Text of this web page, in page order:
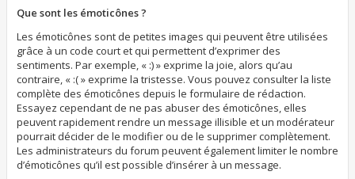
Que sont les émoticônes ?
Les émoticônes sont de petites images qui peuvent être utilisées
grâce à un code court et qui permettent d’exprimer des
sentiments. Par exemple, « :) » exprime la joie, alors qu’au
contraire, « :( » exprime la tristesse. Vous pouvez consulter la liste
complète des émoticônes depuis le formulaire de rédaction.
Essayez cependant de ne pas abuser des émoticônes, elles
peuvent rapidement rendre un message illisible et un modérateur
pourrait décider de le modifier ou de le supprimer complètement.
Les administrateurs du forum peuvent également limiter le nombre
d’émoticônes qu’il est possible d’insérer à un message.